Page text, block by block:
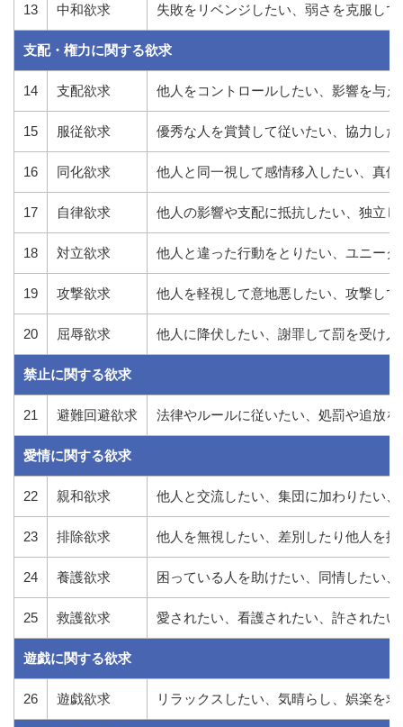
13 中和欲求 失敗をリベンジしたい、弱さを克服し
支配・権力に関する欲求
14 支配欲求 他人をコントロールしたい、影響を与
15 服従欲求 優秀な人を賞賛して従いたい、協力し
16 同化欲求 他人と同一視して感情移入したい、真
17 自律欲求 他人の影響や支配に抵抗したい、独立し
18 対立欲求 他人と違った行動をとりたい、ユニー
19 攻撃欲求 他人を軽視して意地悪したい、攻撃して
20 屈辱欲求 他人に降伏したい、謝罪して罰を受け
禁止に関する欲求
21 避難回避欲求 法律やルールに従いたい、処罰や追放を
愛情に関する欲求
22 親和欲求 他人と交流したい、集団に加わりたい
23 排除欲求 他人を無視したい、差別したり他人を排
24 養護欲求 困っている人を助けたい、同情したい
25 救護欲求 愛されたい、看護されたい、許された
遊戯に関する欲求
26 遊戯欲求 リラックスしたい、気晴らし、娯楽を求